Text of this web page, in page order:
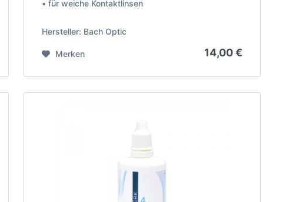
• für weiche Kontaktlinsen
Hersteller: Bach Optic
14,00 €
Merken